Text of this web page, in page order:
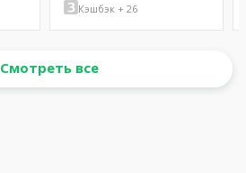
Кэшбэк + 26
Смотреть все